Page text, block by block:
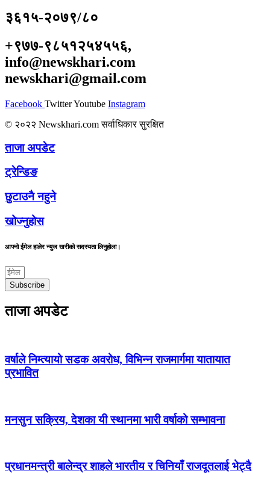
३६१५-२०७९/८०
+९७७-९८५१२५४५५६,
info@newskhari.com
newskhari@gmail.com
Facebook TwitterYoutube Instagram
© २०२२ Newskhari.com सर्वाधिकार सुरक्षित
ताजा अपडेट
ट्रेन्डिङ
छुटाउनै नहुने
खोज्नुहोस
आफ्नो ईमेल हालेर न्युज खरीको सदस्यता लिनुहोला।
Subscribe
ताजा अपडेट
वर्षाले निम्त्यायो सडक अवरोध, विभिन्न राजमार्गमा यातायात
प्रभावित
मनसुन सक्रिय, देशका यी स्थानमा भारी वर्षाको सम्भावना
प्रधानमन्त्री बालेन्द्र शाहले भारतीय र चिनियाँ राजदूतलाई भेट्दै